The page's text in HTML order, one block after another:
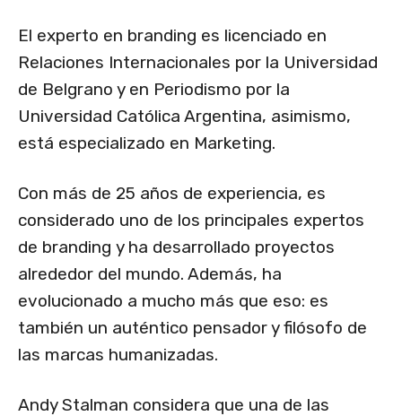
El experto en branding es licenciado en
Relaciones Internacionales por la Universidad
de Belgrano y en Periodismo por la
Universidad Católica Argentina, asimismo,
está especializado en Marketing.
Con más de 25 años de experiencia, es
considerado uno de los principales expertos
de branding y ha desarrollado proyectos
alrededor del mundo. Además, ha
evolucionado a mucho más que eso: es
también un auténtico pensador y filósofo de
las marcas humanizadas.
Andy Stalman considera que una de las